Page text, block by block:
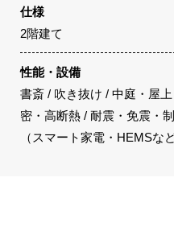
仕様
2階建て
性能・設備
書斎 / 吹き抜け / 中庭・屋
密・高断熱 / 耐震・免震・
（スマート家電・HEMSなど